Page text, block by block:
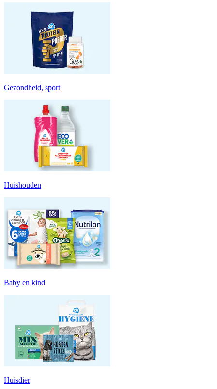
Gezondheid, sport
Huishouden
Baby en kind
Huisdier